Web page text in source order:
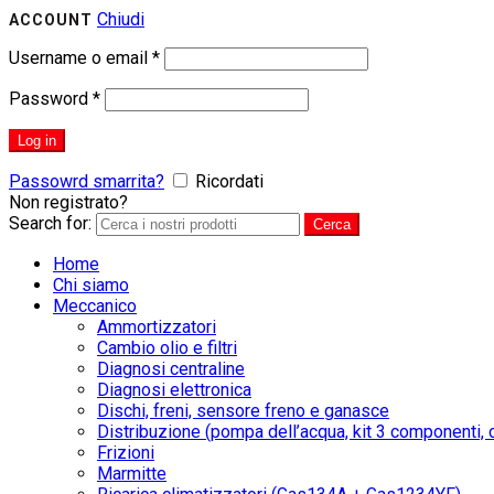
ACCOUNT Chiudi
Username o email *
Password *
Log in
Passowrd smarrita?
Ricordati
Non registrato?
Search for:
Cerca
Home
Chi siamo
Meccanico
Ammortizzatori
Cambio olio e filtri
Diagnosi centraline
Diagnosi elettronica
Dischi, freni, sensore freno e ganasce
Distribuzione (pompa dell’acqua, kit 3 componenti,
Frizioni
Marmitte